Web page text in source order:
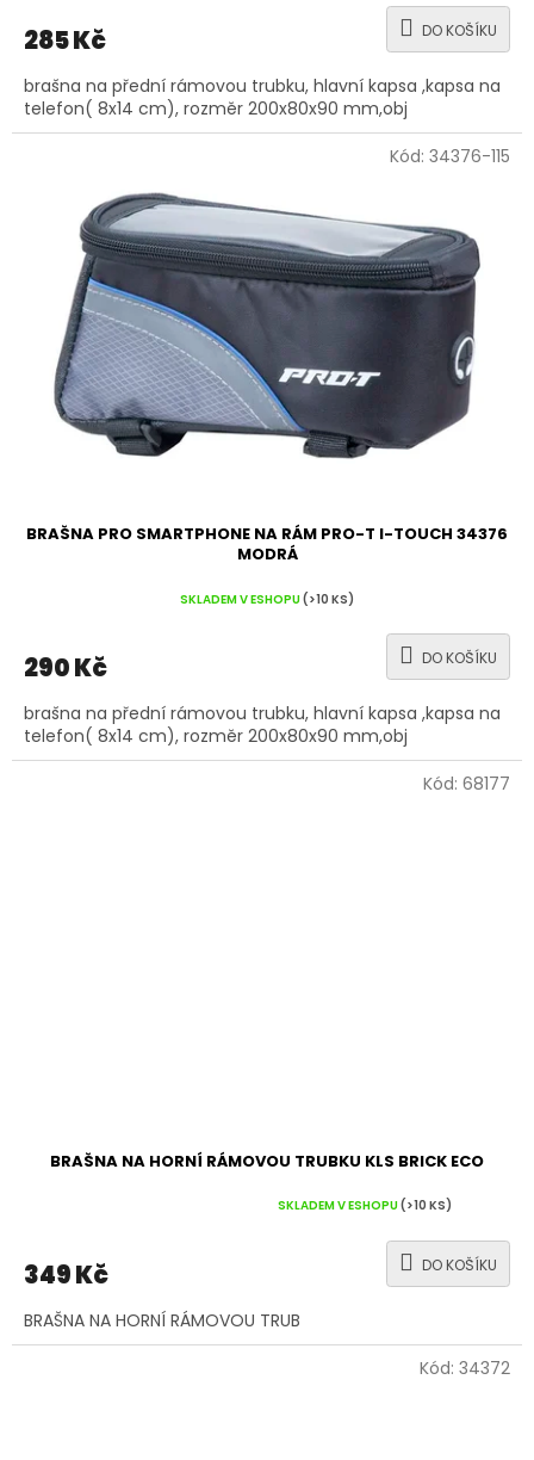
285 Kč DO KOŠÍKU
brašna na přední rámovou trubku, hlavní kapsa ,kapsa na
telefon( 8x14 cm), rozměr 200x80x90 mm,obj
BRAŠNA PRO SMARTPHONE NA RÁM PRO-T I-TOUCH 34376
MODRÁ
SKLADEM V ESHOPU(>10 KS)
290 Kč DO KOŠÍKU
brašna na přední rámovou trubku, hlavní kapsa ,kapsa na
telefon( 8x14 cm), rozměr 200x80x90 mm,obj
Kód: 34376-115
BRAŠNA NA HORNÍ RÁMOVOU TRUBKU KLS BRICK ECO
je
z
5
SKLADEM V ESHOPU(>10 KS)
349 Kč DO KOŠÍKU
BRAŠNA NA HORNÍ RÁMOVOU TRUB
Kód: 68177
Kód: 34372